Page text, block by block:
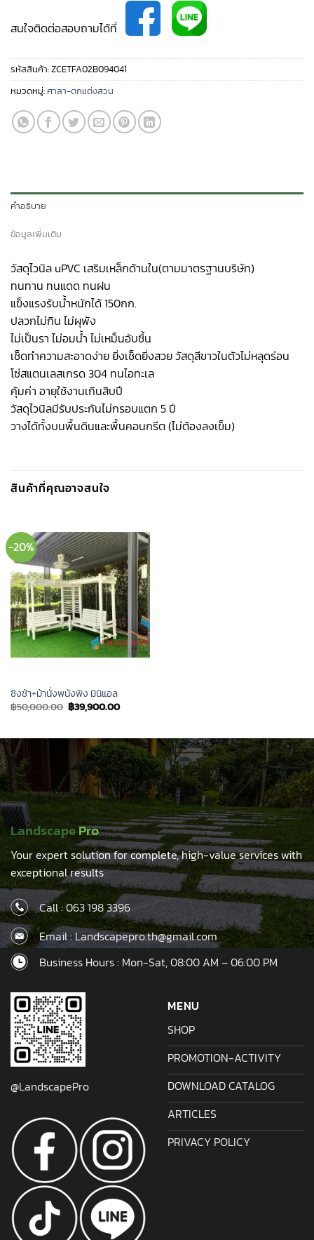
สนใจติดต่อสอบถามได้ที่
รหัสสินค้า:ZCETFA02B094041
หมวดหมู่: ศาลา-ตกแต่งสวน
คำอธิบาย
ข้อมูลเพิ่มเติม
วัสดุไวนิล uPVC เสริมเหล็กด้านใน(ตามมาตรฐานบริษัท)
ทนทาน ทนแดด ทนฝน
แข็งแรงรับน้ำหนักได้ 150กก.
ปลวกไม่กิน ไม่ผุพัง
ไม่เป็นรา ไม่อมน้ำ ไม่เหม็นอับชื้น
เช็ดทำความสะอาดง่าย ยิ่งเช็ดยิ่งสวย วัสดุสีขาวในตัวไม่หลุดร่อน
โซ่สแตนเลสเกรด 304 ทนไอทะเล
คุ้มค่า อายุใช้งานเกินสิบปี
วัสดุไวนิลมีรับประกันไม่กรอบแตก 5 ปี
วางได้ทั้งบนพื้นดินและพื้นคอนกรีต (ไม่ต้องลงเข็ม)
สินค้าที่คุณอาจสนใจ
-20%
ชิงช้า+ม้านั่งพนังพิง มินิแอล
฿50,000.00 Original
price
฿39,900.00Current
price
LandscapePro
Your expert solution for complete, high-value services with
exceptional results
Call :063 198 3396
Email : Landscapepro.th@gmail.com
Business Hours : Mon-Sat, 08:00 AM – 06:00 PM
@LandscapePro
MENU
SHOP
PROMOTION-ACTIVITY
DOWNLOAD CATALOG
ARTICLES
PRIVACY POLICY